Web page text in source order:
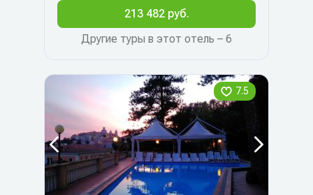
Другие туры в этот отель – 6
213 482 руб.
7.5